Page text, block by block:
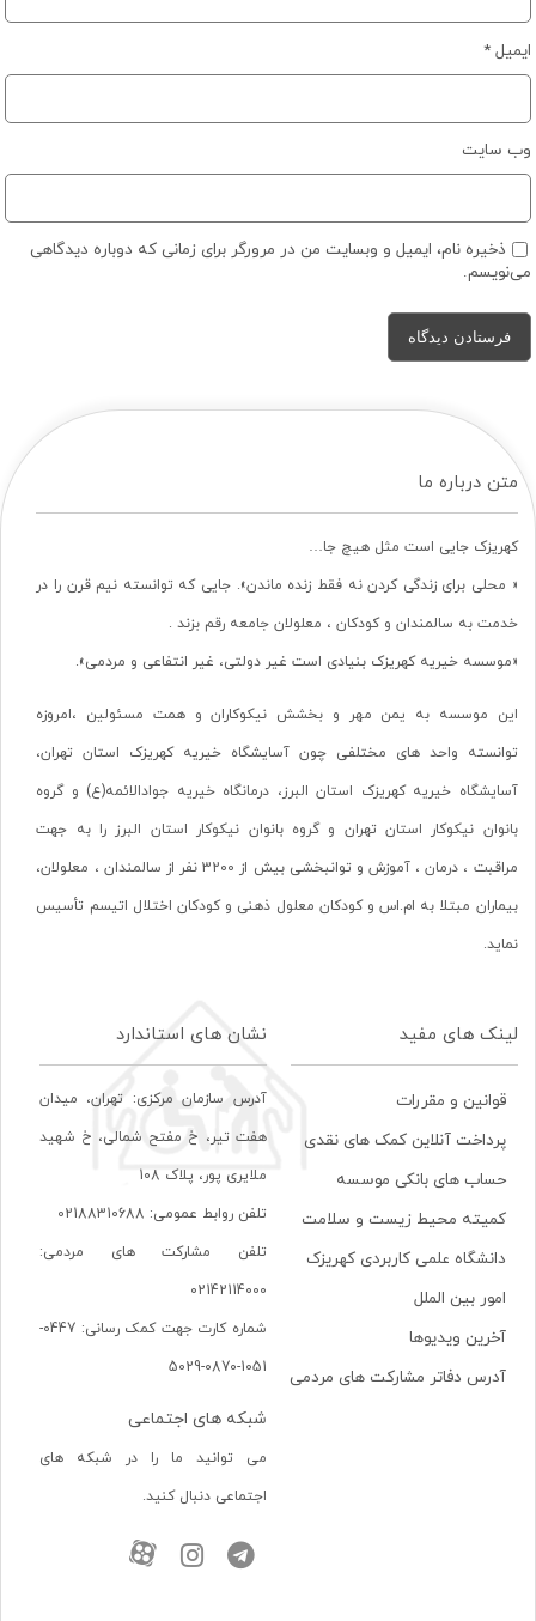
ایمیل*
وب‌ سایت
ذخیره نام، ایمیل و وبسایت من در مرورگر برای زمانی که دوباره دیدگاهی
می‌نویسم.
متن درباره ما
کهریزک جایی است مثل هیچ جا…
« محلی برای زندگی کردن نه فقط زنده ماندن». جایی که توانسته نیم قرن را در
خدمت به سالمندان و کودکان ، معلولان جامعه رقم بزند .
«موسسه خیریه کهریزک بنیادی است غیر دولتی، غیر انتفاعی و مردمی».
این موسسه به یمن مهر و بخشش نیکوکاران و همت مسئولین ،امروزه
توانسته واحد های مختلفی چون آسایشگاه خیریه کهریزک استان تهران،
آسایشگاه خیریه کهریزک استان البرز، درمانگاه خیریه جوادالائمه(ع) و گروه
بانوان نیکوکار استان تهران و گروه بانوان نیکوکار استان البرز را به جهت
مراقبت ، درمان ، آموزش و توانبخشی بیش از 3200 نفر از سالمندان ، معلولان،
بیماران مبتلا به ام.اس و کودکان معلول ذهنی و کودکان اختلال اتیسم تأسیس
نماید.
لینک های مفید
قوانین و مقررات
پرداخت آنلاین کمک های نقدی
حساب های بانکی موسسه
کمیته محیط زیست و سلامت
دانشگاه علمی کاربردی کهریزک
امور بین الملل
آخرین ویدیوها
آدرس دفاتر مشارکت های مردمی
نشان های استاندارد
آدرس سازمان مرکزی: تهران، ميدان
هفت تير، خ مفتح شمالی، خ شهيد
ملايری پور، پلاک 108
تلفن روابط عمومی: 02188310688
تلفن مشارکت های مردمی:
02142114000
شماره کارت جهت کمک رسانی: 0447-
1051-0870-5029
شبکه های اجتماعی
می توانید ما را در شبکه های
اجتماعی دنبال کنید.